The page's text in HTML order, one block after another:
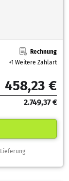
Rechnung
+1 Weitere Zahlart
458,23 €
2.749,37 €